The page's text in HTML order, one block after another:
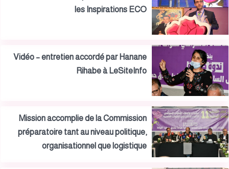
les Inspirations ECO
Vidéo – entretien accordé par Hanane
Rihabe à LeSiteInfo
Mission accomplie de la Commission
préparatoire tant au niveau politique,
organisationnel que logistique